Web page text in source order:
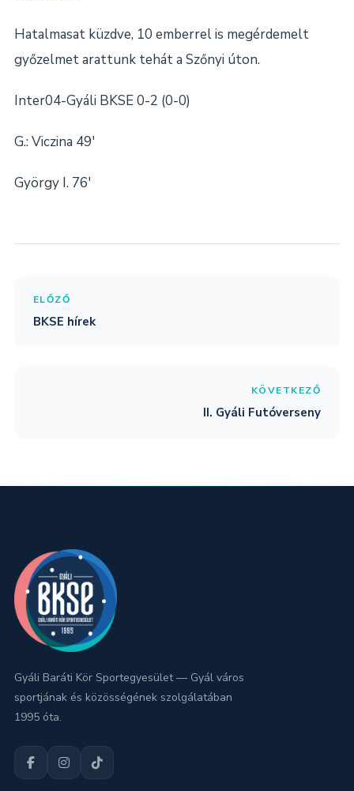
Hatalmasat küzdve, 10 emberrel is megérdemelt
győzelmet arattunk tehát a Szőnyi úton.
Inter04-Gyáli BKSE 0-2 (0-0)
G.: Viczina 49′
György I. 76′
ELŐZŐ
BKSE hírek
KÖVETKEZŐ
II. Gyáli Futóverseny
Gyáli Baráti Kör Sportegyesület — Gyál város
sportjának és közösségének szolgálatában
1995 óta.